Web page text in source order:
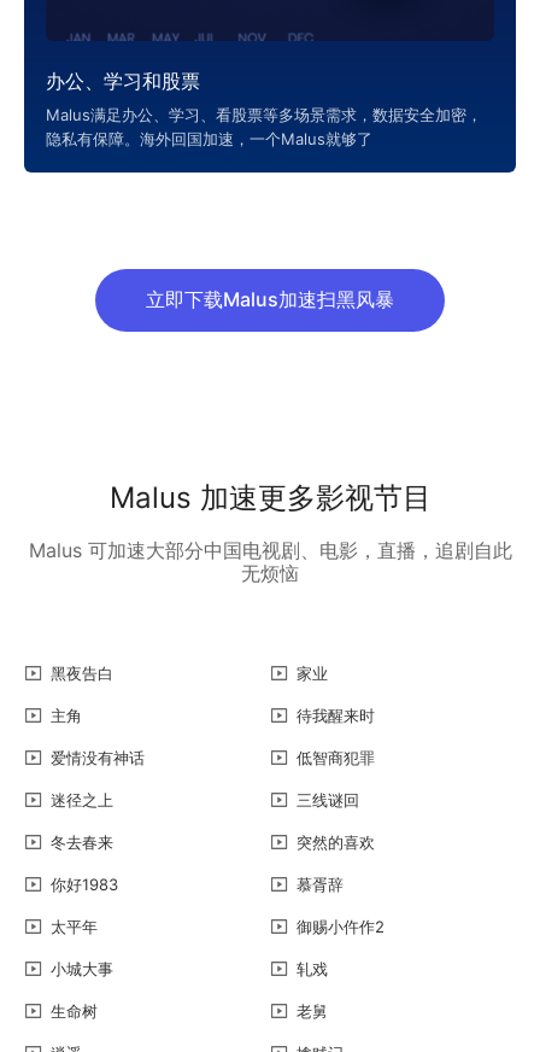
办公、学习和股票
Malus满足办公、学习、看股票等多场景需求，数据安全加密，
隐私有保障。海外回国加速，一个Malus就够了
立即下载Malus加速扫黑风暴
Malus 加速更多影视节目
Malus 可加速大部分中国电视剧、电影，直播，追剧自此
无烦恼
黑夜告白 家业
主角 待我醒来时
爱情没有神话 低智商犯罪
迷径之上 三线谜回
冬去春来 突然的喜欢
你好1983 慕胥辞
太平年 御赐小仵作2
小城大事 轧戏
生命树 老舅